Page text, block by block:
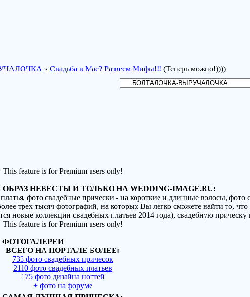
» Свадьба в Мае? Развеем Мифы!!! (Теперь можно!))))
This feature is for Premium users only!
НЕВЕСТЫ И ТОЛЬКО НА WEDDING-IMAGE.RU:
фото свадебные прически - на короткие и длинные волосы, фото
трех тысяч фотографий, на которых Вы легко сможете найти то,
новые коллекции свадебных платьев 2014 года), свадебную
This feature is for Premium users only!
ФОТОГАЛЕРЕИ
ВСЕГО НА ПОРТАЛЕ БОЛЕЕ:
733 фото свадебных причесок
2110 фото свадебных платьев
175 фото дизайна ногтей
+ фото на форуме